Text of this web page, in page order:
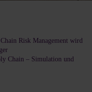
Risk Management wird
Chain – Simulation und